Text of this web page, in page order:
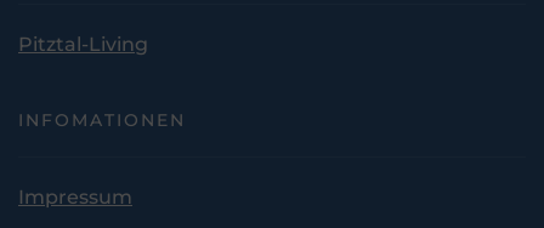
Pitztal-Living
INFOMATIONEN
Impressum